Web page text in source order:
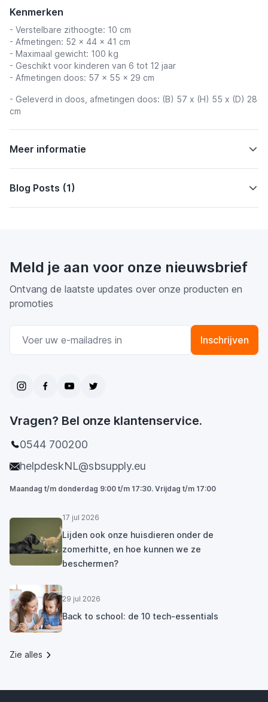
Kenmerken
- Verstelbare zithoogte: 10 cm
- Afmetingen: 52 x 44 x 41 cm
- Maximaal gewicht: 100 kg
- Geschikt voor kinderen van 6 tot 12 jaar
- Afmetingen doos: 57 x 55 x 29 cm
- Geleverd in doos, afmetingen doos: (B) 57 x (H) 55 x (D) 28
cm
Meer informatie
Blog Posts (1)
Meld je aan voor onze nieuwsbrief
Ontvang de laatste updates over onze producten en
promoties
Inschrijven
Vragen? Bel onze klantenservice.
0544 700200
helpdeskNL@sbsupply.eu
Maandag t/m donderdag 9:00 t/m 17:30. Vrijdag t/m 17:00
17 jul 2026
Lijden ook onze huisdieren onder de
zomerhitte, en hoe kunnen we ze
beschermen?
29 jul 2026
Back to school: de 10 tech-essentials
Zie alles